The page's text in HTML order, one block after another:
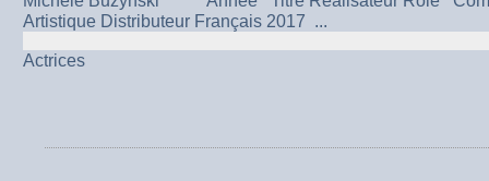
Artistique Distributeur Français 2017 ...
Actrices